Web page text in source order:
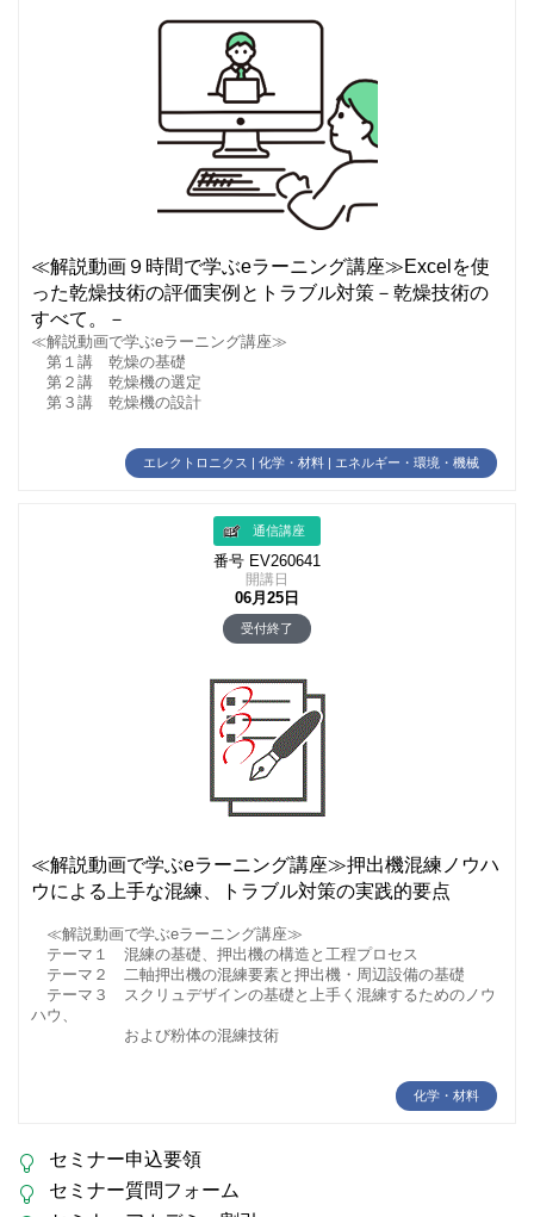
≪解説動画９時間で学ぶeラーニング講座≫Excelを使
った乾燥技術の評価実例とトラブル対策－乾燥技術の
すべて。－
≪解説動画で学ぶeラーニング講座≫
第１講 乾燥の基礎
第２講 乾燥機の選定
第３講 乾燥機の設計
エレクトロニクス | 化学・材料 | エネルギー・環境・機械
通信講座
番号 EV260641
開講日
06月25日
受付終了
≪解説動画で学ぶeラーニング講座≫押出機混練ノウハ
ウによる上手な混練、トラブル対策の実践的要点
≪解説動画で学ぶeラーニング講座≫
テーマ１ 混練の基礎、押出機の構造と工程プロセス
テーマ２ 二軸押出機の混練要素と押出機・周辺設備の基礎
テーマ３ スクリュデザインの基礎と上手く混練するためのノウ
ハウ、
および粉体の混練技術
化学・材料
セミナー申込要領
セミナー質問フォーム